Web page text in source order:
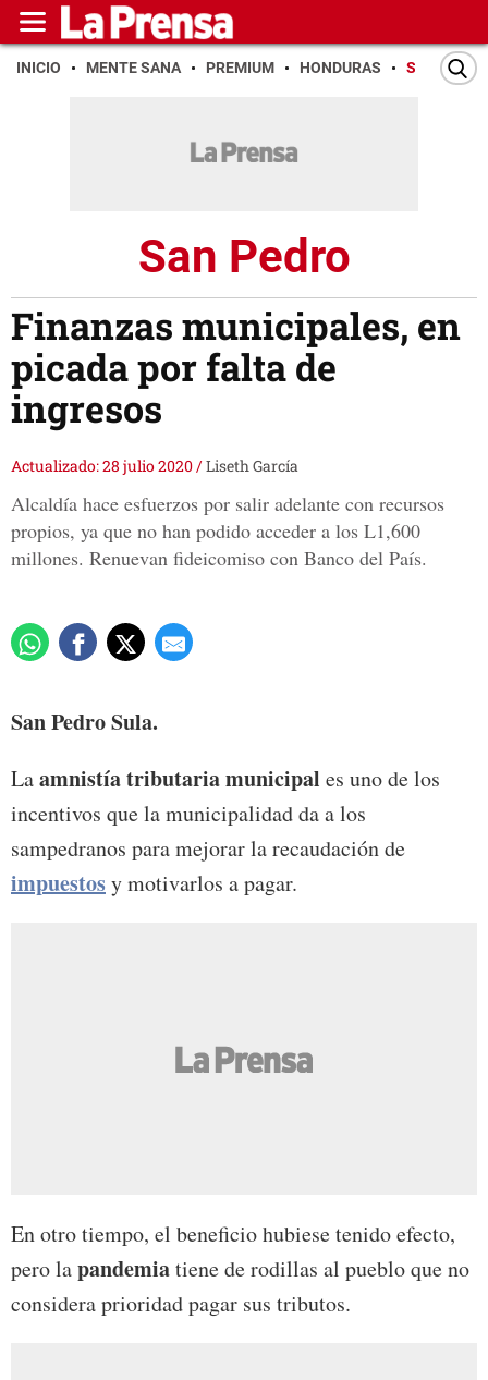
INICIO MENTE SANA PREMIUM HONDURAS SAN PEDRO
San Pedro
Finanzas municipales, en
picada por falta de
ingresos
Actualizado: 28 julio 2020/Liseth García
Alcaldía hace esfuerzos por salir adelante con recursos
propios, ya que no han podido acceder a los L1,600
millones. Renuevan fideicomiso con Banco del País.
San Pedro Sula.
Laamnistía tributaria municipal es uno de los
incentivos que la municipalidad da a los
sampedranos para mejorar la recaudación de
impuestosy motivarlos a pagar.
En otro tiempo, el beneficio hubiese tenido efecto,
pero lapandemiatiene de rodillas al pueblo que no
considera prioridad pagar sus tributos.